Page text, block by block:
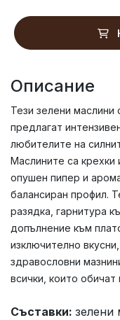
Описание
Тези зелени маслини
предлагат
любителите на
Маслините са крехки
опушен пипер и
балансиран профил.
разядка, гарнитура
допълнение към
изключително
здравословни
всички, които
Съставки: зелени